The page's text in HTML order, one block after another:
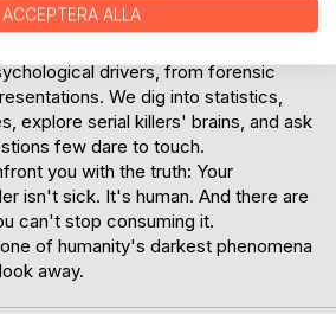
the answers.
drivers, from forensic
We dig into statistics,
explore serial killers' brains, and ask
few dare to touch.
you with the truth: Your
isn't sick. It's human. And there are
can't stop consuming it.
of humanity's darkest phenomena
away.
ACCEPTERA ALLA